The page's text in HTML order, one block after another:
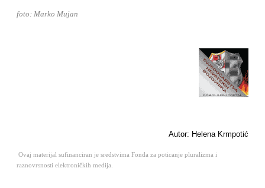
foto: Marko Mujan
Autor: Helena Krmpotić
Ovaj materijal sufinanciran je sredstvima Fonda za poticanje pluralizma i
raznovrsnosti elektroničkih medija.